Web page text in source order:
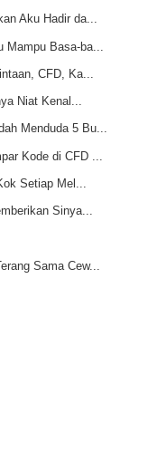
Aku Hadir da...
Basa-ba...
CFD, Ka...
Niat Kenal...
Menduda 5 Bu...
Kode di CFD ...
Setiap Mel...
Sinya...
Sama Cew...